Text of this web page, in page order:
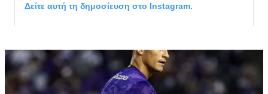
Δείτε αυτή τη δημοσίευση στο Instagram.